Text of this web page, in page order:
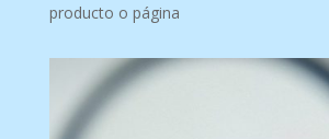
producto o página